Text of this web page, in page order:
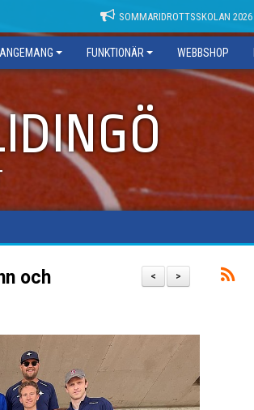
SOMMARIDROTTSSKOLAN 2026
FUNKTIONÄR WEBBSHOP
>
<
och